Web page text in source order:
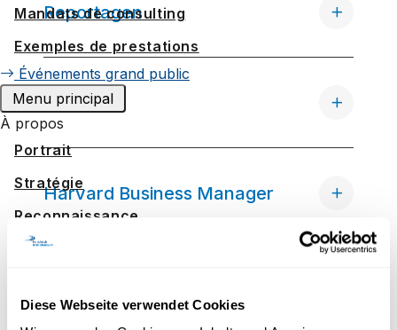
Diese Webseite verwendet Cookies
Mandats de consulting
Exemples de prestations
Événements grand public
Menu principal
À propos
Portrait
Stratégie
Reconnaissance
Espace media
Faculté de droit
Reportagen
Forbes
Harvard Business Manager